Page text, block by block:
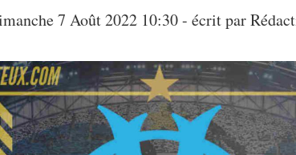
7 Août 2022 10:30 - écrit par